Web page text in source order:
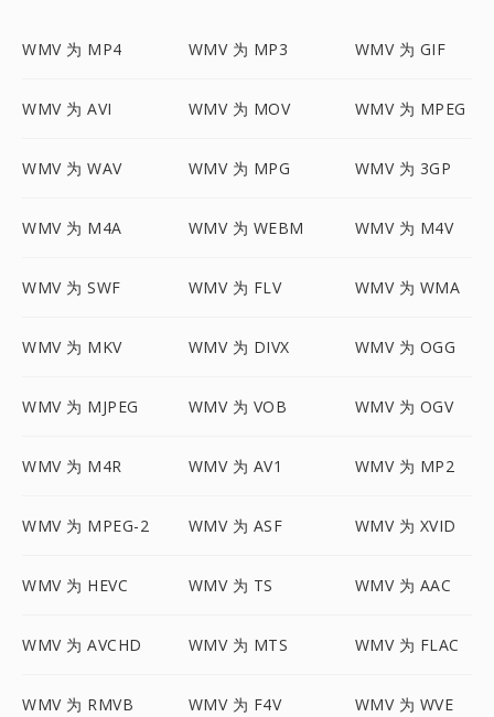
WMV 为 MP4 WMV 为 MP3 WMV 为 GIF
WMV 为 AVI WMV 为 MOV WMV 为 MPEG
WMV 为 WAV WMV 为 MPG WMV 为 3GP
WMV 为 M4A WMV 为 WEBM WMV 为 M4V
WMV 为 SWF WMV 为 FLV WMV 为 WMA
WMV 为 MKV WMV 为 DIVX WMV 为 OGG
WMV 为 MJPEG WMV 为 VOB WMV 为 OGV
WMV 为 M4R WMV 为 AV1 WMV 为 MP2
WMV 为 MPEG-2 WMV 为 ASF WMV 为 XVID
WMV 为 HEVC WMV 为 TS WMV 为 AAC
WMV 为 AVCHD WMV 为 MTS WMV 为 FLAC
WMV 为 RMVB WMV 为 F4V WMV 为 WVE